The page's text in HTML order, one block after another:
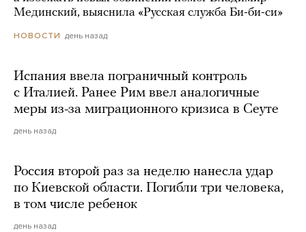
Мединский, выяснила «Русская служба Би-би-си»
НОВОСТИ день назад
Испания ввела пограничный контроль
с Италией. Ранее Рим ввел аналогичные
меры из-за миграционного кризиса в Сеуте
день назад
Россия второй раз за неделю нанесла удар
по Киевской области. Погибли три человека,
в том числе ребенок
день назад